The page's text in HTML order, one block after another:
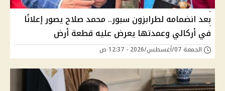
بعد انضمامه لطرابزون سبور.. محمد صلاح يصور إعلانًا
في أركالي وعمدتها يعرض عليه قطعة أرض
الجمعة 07/أغسطس/2026 - 12:37 ص